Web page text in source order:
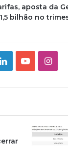
aposta da
bilhão no
LinkedinYouTube